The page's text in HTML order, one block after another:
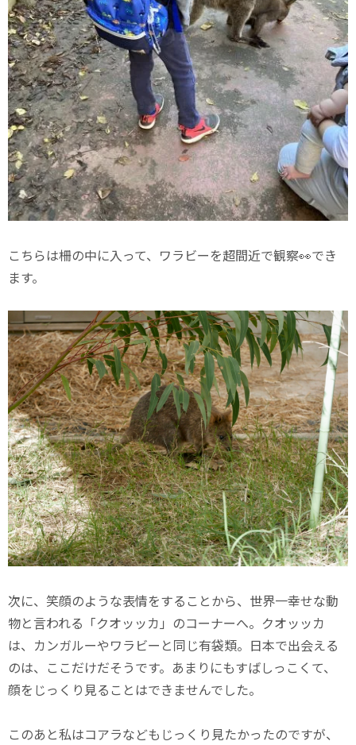
こちらは柵の中に入って、ワラビーを超間近で観察👀でき
ます。
次に、笑顔のような表情をすることから、世界一幸せな動
物と言われる「クオッッカ」のコーナーへ。クオッッカ
は、カンガルーやワラビーと同じ有袋類。日本で出会える
のは、ここだけだそうです。あまりにもすばしっこくて、
顔をじっくり見ることはできませんでした。
このあと私はコアラなどもじっくり見たかったのですが、